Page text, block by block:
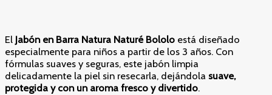
El Jabón en Barra Natura Naturé Bololo está diseñado
especialmente para niños a partir de los 3 años. Con
fórmulas suaves y seguras, este jabón limpia
delicadamente la piel sin resecarla, dejándola suave,
protegida y con un aroma fresco y divertido.